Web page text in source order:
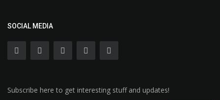
SOCIAL MEDIA
Subscribe here to get interesting stuff and updates!